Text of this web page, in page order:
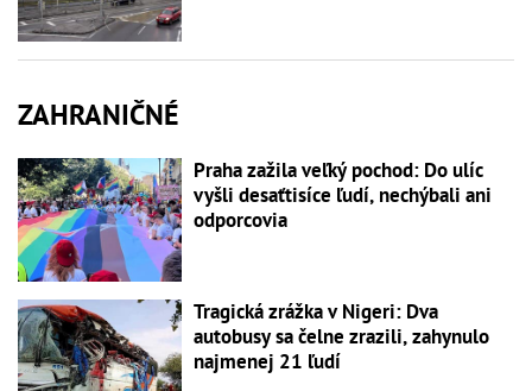
ZAHRANIČNÉ
Praha zažila veľký pochod: Do ulíc
vyšli desaťtisíce ľudí, nechýbali ani
odporcovia
Tragická zrážka v Nigeri: Dva
autobusy sa čelne zrazili, zahynulo
najmenej 21 ľudí